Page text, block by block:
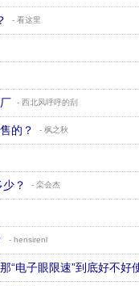
- 看这里
- 西北风呼呼的刮
的？ - 枫之秋
？ - 栾会杰
- hensirenl
“电子眼限速”到底好不好